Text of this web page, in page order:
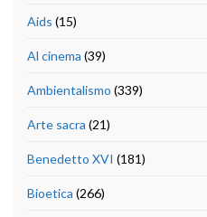
Aids (15)
Al cinema (39)
Ambientalismo (339)
Arte sacra (21)
Benedetto XVI (181)
Bioetica (266)